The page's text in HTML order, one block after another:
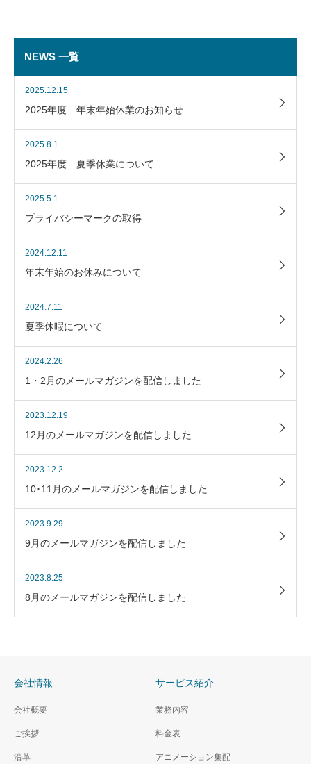
NEWS 一覧
2025.12.15
2025年度 年末年始休業のお知らせ
2025.8.1
2025年度 夏季休業について
2025.5.1
プライバシーマークの取得
2024.12.11
年末年始のお休みについて
2024.7.11
夏季休暇について
2024.2.26
1・2月のメールマガジンを配信しました
2023.12.19
12月のメールマガジンを配信しました
2023.12.2
10･11月のメールマガジンを配信しました
2023.9.29
9月のメールマガジンを配信しました
2023.8.25
8月のメールマガジンを配信しました
会社情報
会社概要
ご挨拶
沿革
サービス紹介
業務内容
料金表
アニメーション集配